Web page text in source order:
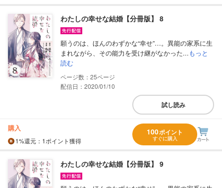
わたしの幸せな結婚【分冊版】 8
願うのは、ほんのわずかな“幸せ”…。異能の家系に生
まれながら、その能力を受け継がなかった...もっと
読む
25
配信日：2020/01/10
試し読み
購入
1%還元 ：1ポイント獲得
100ポイント
すぐに購入
わたしの幸せな結婚【分冊版】 9